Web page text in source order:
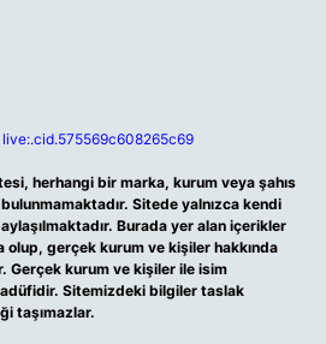
herhangi bir marka, kurum veya şahıs
Sitede yalnızca kendi
Burada yer alan içerikler
olup, gerçek kurum ve kişiler hakkında
Gerçek kurum ve kişiler ile isim
Sitemizdeki bilgiler taslak
taşımazlar.